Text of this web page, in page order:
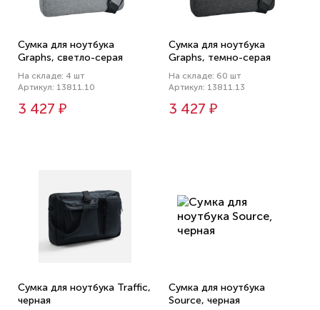
Сумка для ноутбука
Graphs, светло-серая
На складе: 4 шт
Артикул: 13811.10
3 427 ₽
Сумка для ноутбука
Graphs, темно-серая
На складе: 60 шт
Артикул: 13811.13
3 427 ₽
Сумка для ноутбука Traffic,
черная
Сумка для ноутбука
Source, черная